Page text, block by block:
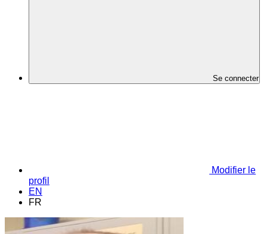
Se connecter
Modifier le
profil
EN
FR